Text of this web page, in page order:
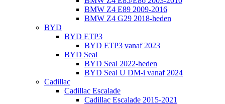
BMW Z4 E89 2009-2016
BMW Z4 G29 2018-heden
BYD
BYD ETP3
BYD ETP3 vanaf 2023
BYD Seal
BYD Seal 2022-heden
BYD Seal U DM-i vanaf 2024
Cadillac
Cadillac Escalade
Cadillac Escalade 2015-2021